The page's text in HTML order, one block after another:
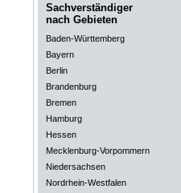
Sachverständiger
nach Gebieten
Baden-Württemberg
Bayern
Berlin
Brandenburg
Bremen
Hamburg
Hessen
Mecklenburg-Vorpommern
Niedersachsen
Nordrhein-Westfalen